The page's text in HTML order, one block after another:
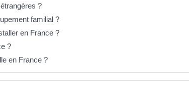
?
familial ?
en France ?
?
en France ?